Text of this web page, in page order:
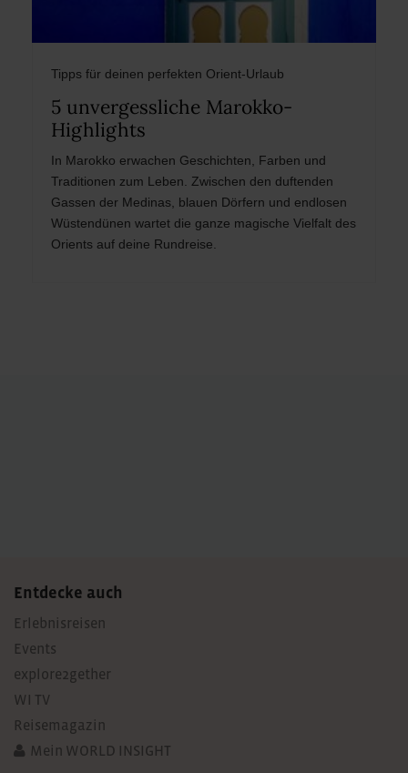
Tipps für deinen perfekten Orient-Urlaub
5 unvergessliche Marokko-
Highlights
In Marokko erwachen Geschichten, Farben und
Traditionen zum Leben. Zwischen den duftenden
Gassen der Medinas, blauen Dörfern und endlosen
Wüstendünen wartet die ganze magische Vielfalt des
Orients auf deine Rundreise.
Entdecke auch
Erlebnisreisen
Events
explore2gether
WI TV
Reisemagazin
Mein WORLD INSIGHT